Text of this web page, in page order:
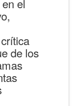
el
de los